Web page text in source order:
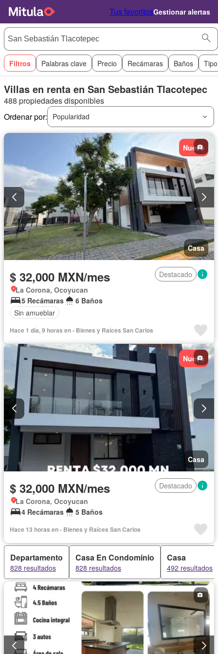
Tus favoritosGestionar alertas
Filtros Palabras clave Precio Recámaras Baños
Villas en renta en San Sebastián Tlacotepec
488 propiedades disponibles
Ordenar por:
Popularidad
Nuevo
Casa
$ 32,000 MXN/mes
Destacado
La Corona, Ocoyucan
5 Recámaras
6 Baños
Sin amueblar
Hace 1 día, 9 horas en - Bienes y Raíces San Carlos
Nuevo
Casa
$ 32,000 MXN/mes
Destacado
La Corona, Ocoyucan
4 Recámaras
5 Baños
Hace 13 horas en - Bienes y Raíces San Carlos
Departamento
828 resultados
Casa En Condominio
828 resultados
Casa
492 resultados